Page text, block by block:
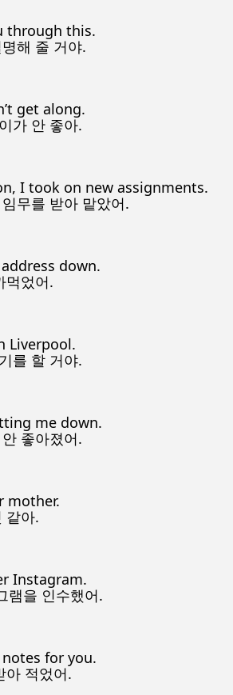
through this.
해 줄 거야.
get along.
가 안 좋아.
I took on new assignments.
무를 받아 맡았어.
down.
먹었어.
Liverpool.
를 할 거야.
me down.
좋아졌어.
mother.
같아.
Instagram.
램을 인수했어.
for you.
아 적었어.